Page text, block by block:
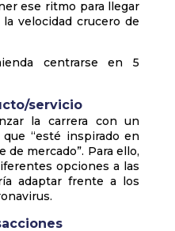
ese ritmo para llegar
velocidad crucero de
centrarse en 5
servicio
la carrera con un
“esté inspirado en
mercado”. Para ello,
opciones a las
adaptar frente a los